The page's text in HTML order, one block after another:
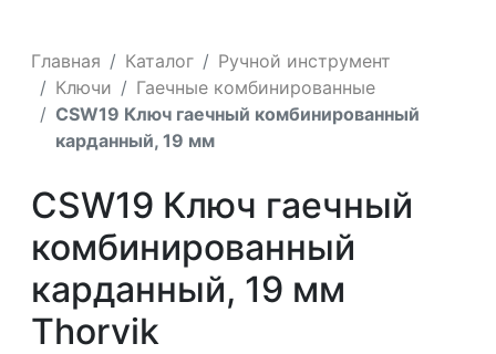
Главная Каталог
Ручной инструмент
Ключи
Гаечные комбинированные
CSW19 Ключ гаечный комбинированный
карданный, 19 мм
CSW19 Ключ гаечный
комбинированный
карданный, 19 мм
Thorvik